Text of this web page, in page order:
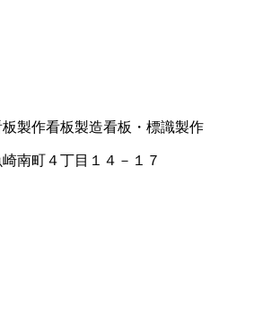
板製作看板製造看板・標識製作
南町４丁目１４－１７